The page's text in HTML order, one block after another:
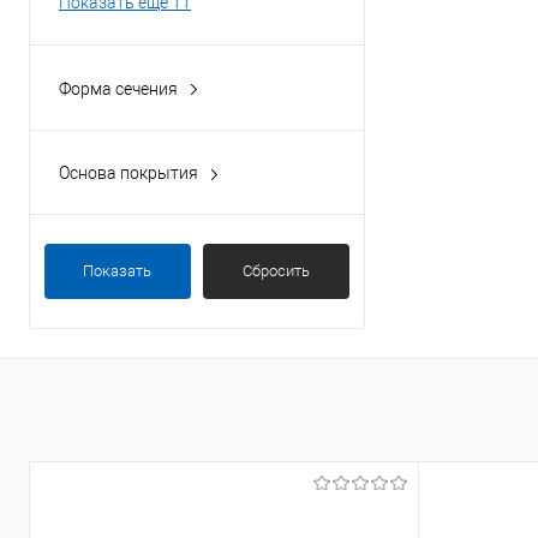
Форма сечения
Основа покрытия
Показать Сбросить